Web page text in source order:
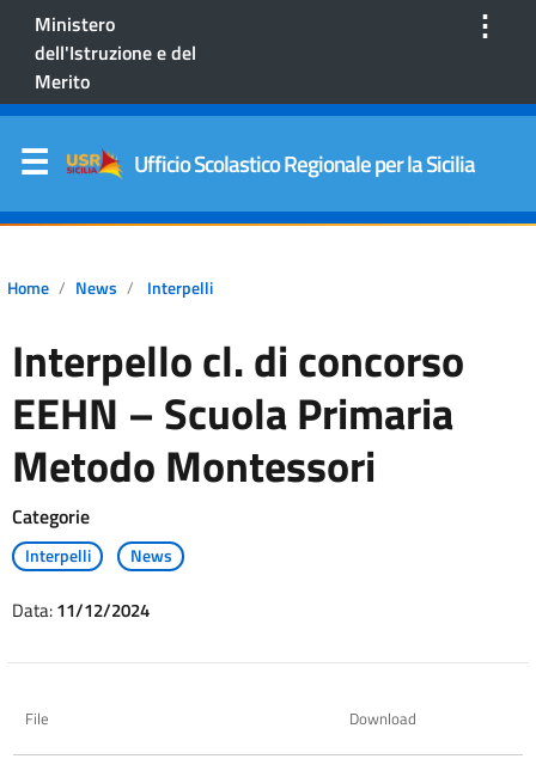
Ministero
dell'Istruzione e del
Merito
⋮
Ufficio Scolastico Regionale per la Sicilia
Home News Interpelli
Interpello cl. di concorso
EEHN – Scuola Primaria
Metodo Montessori
Categorie
Interpelli News
Data:11/12/2024
File Download